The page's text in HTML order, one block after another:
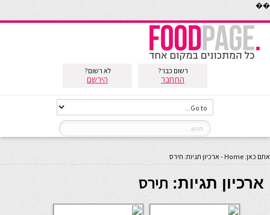
��
רשום כבר?
התחבר
לא רשום?
הירשם
אתם כאן: Home
-ארכיון תגיות: תירס
ארכיון תגיות:תירס